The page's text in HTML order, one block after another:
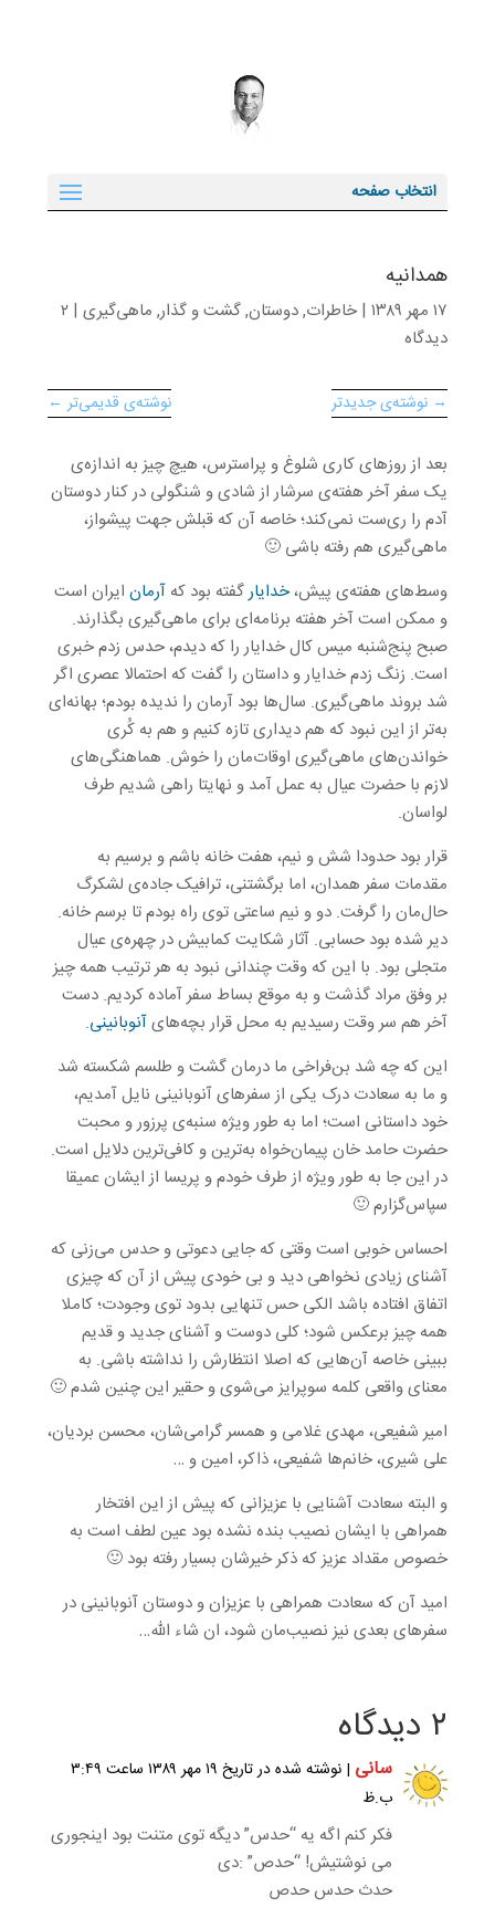
انتخاب صفحه
همدانیه
۱۷ مهر ۱۳۸۹ | خاطرات,دوستان,گشت و گذار, ماهی‌گیری| ۲
دیدگاه
نوشته‌ی قدیمی‌تر ← → نوشته‌ی جدیدتر
بعد از روزهای کاری شلوغ و پراسترس، هیچ چیز به اندازه‌ی
یک سفر آخر هفته‌ی سرشار از شادی و شنگولی در کنار دوستان
آدم را ری‌ست نمی‌کند؛ خاصه آن که قبلش جهت پیشواز،
ماهی‌گیری هم رفته باشی 🙂
وسط‌های هفته‌ی پیش،خدایارگفته بود که آرمانایران است
و ممکن است آخر هفته برنامه‌ای برای ماهی‌گیری بگذارند.
صبح پنج‌شنبه میس کال خدایار را که دیدم، حدس زدم خبری
است. زنگ زدم خدایار و داستان را گفت که احتمالا عصری اگر
شد بروند ماهی‌گیری. سال‌ها بود آرمان را ندیده بودم؛ بهانه‌ای
به‌تر از این نبود که هم دیداری تازه کنیم و هم به کُری
خواندن‌های ماهی‌گیری اوقات‌مان را خوش. هماهنگی‌های
لازم با حضرت عیال به عمل آمد و نهایتا راهی شدیم طرف
لواسان.
قرار بود حدودا شش و نیم، هفت خانه باشم و برسیم به
مقدمات سفر همدان، اما برگشتنی، ترافیک جاده‌ی لشکرگ
حال‌مان را گرفت. دو و نیم ساعتی توی راه بودم تا برسم خانه.
دیر شده بود حسابی. آثار شکایت کمابیش در چهره‌ی عیال
متجلی بود. با این که وقت چندانی نبود به هر ترتیب همه چیز
بر وفق مراد گذشت و به موقع بساط سفر آماده کردیم. دست
آخر هم سر وقت رسیدیم به محل قرار بچه‌هایآنوبانینی.
این که چه شد بن‌فراخی ما درمان گشت و طلسم شکسته شد
و ما به سعادت درک یکی از سفرهای آنوبانینی نایل آمدیم،
خود داستانی است؛ اما به طور ویژه سنبه‌ی پرزور و محبت
حضرت حامد خان پیمان‌خواه به‌ترین و کافی‌ترین دلایل است.
در این جا به طور ویژه از طرف خودم و پریسا از ایشان عمیقا
سپاس‌گزارم 🙂
احساس خوبی است وقتی که جایی دعوتی و حدس می‌زنی که
آشنای زیادی نخواهی دید و بی خودی پیش از آن که چیزی
اتفاق افتاده باشد الکی حس تنهایی بدود توی وجودت؛ کاملا
همه چیز برعکس شود؛ کلی دوست و آشنای جدید و قدیم
ببینی خاصه آن‌هایی که اصلا انتظارش را نداشته باشی. به
معنای واقعی کلمه سوپرایز می‌شوی و حقیر این چنین شدم 🙂
امیر شفیعی، مهدی غلامی و همسر گرامی‌شان، محسن بردیان،
علی شیری، خانم‌ها شفیعی، ذاکر، امین و …
و البته سعادت آشنایی با عزیزانی که پیش از این افتخار
همراهی با ایشان نصیب بنده نشده بود عین لطف است به
خصوص مقداد عزیز که ذکر خیرشان بسیار رفته بود 🙂
امید آن که سعادت همراهی با عزیزان و دوستان آنوبانینی در
سفرهای بعدی نیز نصیب‌مان شود، ان شاء الله…
۲ دیدگاه
سانی
| نوشته شده در تاریخ ۱۹ مهر ۱۳۸۹ ساعت ۳:۴۹
ب.ظ
فکر کنم اگه یه “حدس” دیگه توی متنت بود اینجوری
می نوشتیش! “حدص” :دی
حدث حدس حدص